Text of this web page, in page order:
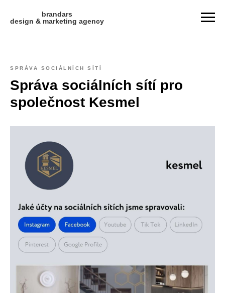
brandars
design & marketing agency
SPRÁVA SOCIÁLNÍCH SÍTÍ
Správa sociálních sítí pro
společnost Kesmel